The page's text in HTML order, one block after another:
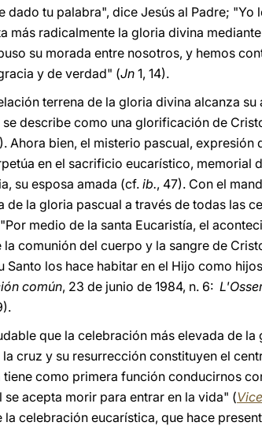
dado tu palabra", dice Jesús al Padre;
más radicalmente la gloria divina
su morada entre nosotros, y hemos
y de verdad" (Jn 1, 14).
terrena de la gloria divina alcanza
se describe como una glorificación de
Ahora bien, el misterio pascual,
en el sacrificio eucarístico, memorial
su esposa amada (cf. ib., 47). Con el
de la gloria pascual a través de todas las
medio de la santa Eucaristía, el
la comunión del cuerpo y la sangre de
Santo los hace habitar en el Hijo como
común, 23 de junio de 1984, n. 6:
que la celebración más elevada de
la cruz y su resurrección constituyen el
tiene como primera función conducirnos
se acepta morir para entrar en la vida" (
la celebración eucarística, que hace